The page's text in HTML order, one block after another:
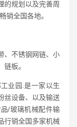
的规划以及完善周
销全国各地。
、不锈钢网链、小
板。
业园.是一家以生
丝设备、以及输送
/玻璃机械配件输
行销全国多家机械